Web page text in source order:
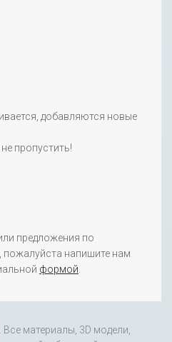
добавляются новые
пропустить!
предложения по
напишите нам
формой
Все материалы, 3D модели,